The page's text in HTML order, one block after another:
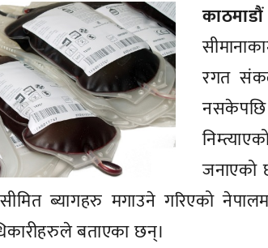
रगत
नसकेपछि
सीमित ब्यागहरु मगाउने गरिएको
बताएका छन्।